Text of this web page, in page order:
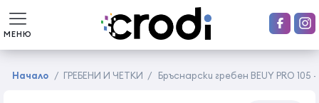
МЕНЮ
Начало / ГРЕБЕНИ И ЧЕТКИ / Бръснарски гребен BEUY PRO 105 -